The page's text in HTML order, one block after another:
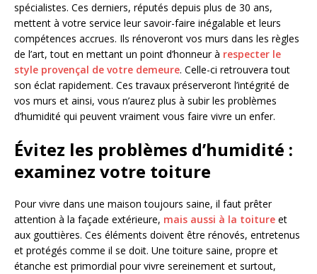
spécialistes. Ces derniers, réputés depuis plus de 30 ans,
mettent à votre service leur savoir-faire inégalable et leurs
compétences accrues. Ils rénoveront vos murs dans les règles
de l’art, tout en mettant un point d’honneur à respecter le
style provençal de votre demeure. Celle-ci retrouvera tout
son éclat rapidement. Ces travaux préserveront l’intégrité de
vos murs et ainsi, vous n’aurez plus à subir les problèmes
d’humidité qui peuvent vraiment vous faire vivre un enfer.
Évitez les problèmes d’humidité :
examinez votre toiture
Pour vivre dans une maison toujours saine, il faut prêter
attention à la façade extérieure, mais aussi à la toiture et
aux gouttières. Ces éléments doivent être rénovés, entretenus
et protégés comme il se doit. Une toiture saine, propre et
étanche est primordial pour vivre sereinement et surtout,